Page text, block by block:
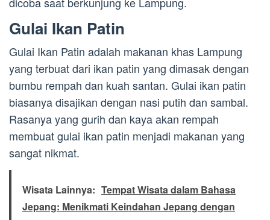
Gulai Ikan Patin
Gulai Ikan Patin adalah makanan khas Lampung
yang terbuat dari ikan patin yang dimasak dengan
bumbu rempah dan kuah santan. Gulai ikan patin
biasanya disajikan dengan nasi putih dan sambal.
Rasanya yang gurih dan kaya akan rempah
membuat gulai ikan patin menjadi makanan yang
sangat nikmat.
Wisata Lainnya: Tempat Wisata dalam Bahasa
Jepang: Menikmati Keindahan Jepang dengan